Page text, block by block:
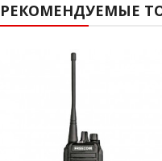
РЕКОМЕНДУЕМЫЕ